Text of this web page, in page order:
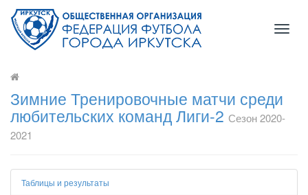
Зимние Тренировочные матчи среди
любительских команд Лиги-2 Сезон 2020-
2021
Таблицы и результаты